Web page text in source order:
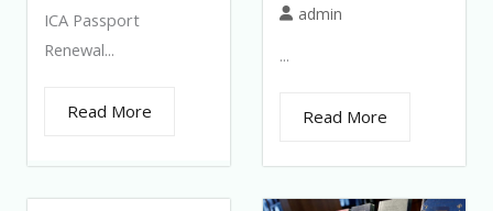
ICA Passport
Renewal...
Read More
admin
...
Read More